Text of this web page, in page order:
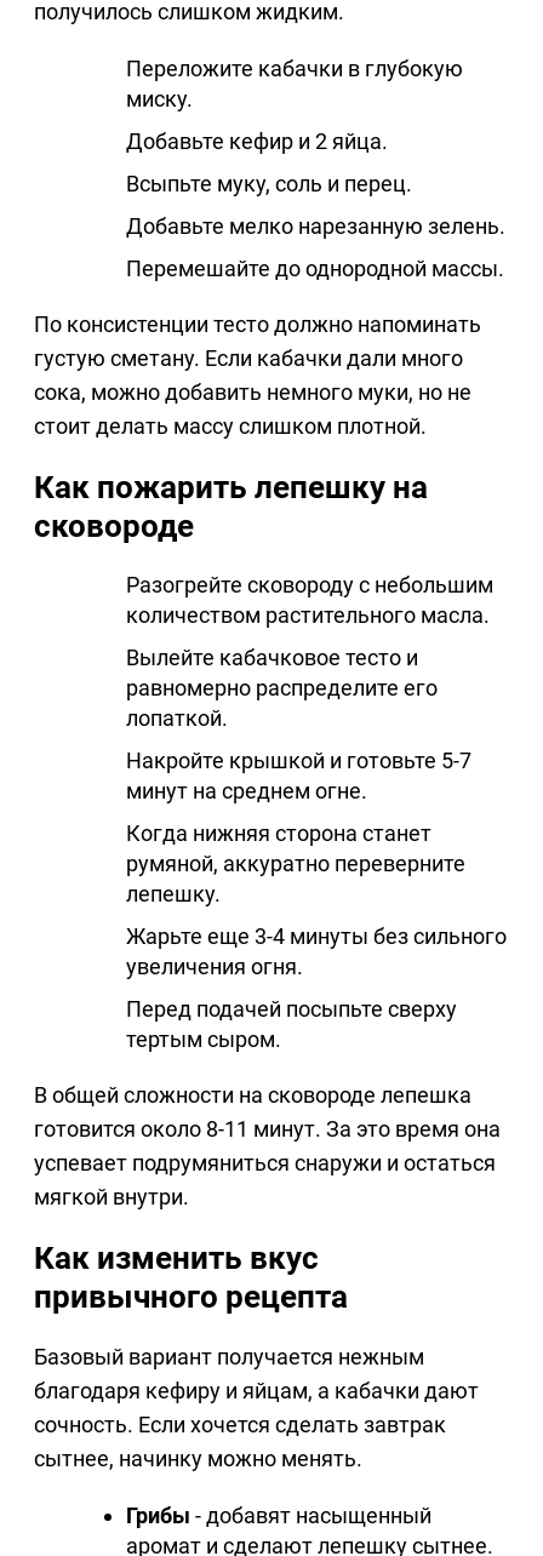
получилось слишком жидким.
Переложите кабачки в глубокую
миску.
Добавьте кефир и 2 яйца.
Всыпьте муку, соль и перец.
Добавьте мелко нарезанную зелень.
Перемешайте до однородной массы.
По консистенции тесто должно напоминать
густую сметану. Если кабачки дали много
сока, можно добавить немного муки, но не
стоит делать массу слишком плотной.
Как пожарить лепешку на
сковороде
Разогрейте сковороду с небольшим
количеством растительного масла.
Вылейте кабачковое тесто и
равномерно распределите его
лопаткой.
Накройте крышкой и готовьте 5-7
минут на среднем огне.
Когда нижняя сторона станет
румяной, аккуратно переверните
лепешку.
Жарьте еще 3-4 минуты без сильного
увеличения огня.
Перед подачей посыпьте сверху
тертым сыром.
В общей сложности на сковороде лепешка
готовится около 8-11 минут. За это время она
успевает подрумяниться снаружи и остаться
мягкой внутри.
Как изменить вкус
привычного рецепта
Базовый вариант получается нежным
благодаря кефиру и яйцам, а кабачки дают
сочность. Если хочется сделать завтрак
сытнее, начинку можно менять.
Грибы - добавят насыщенный
аромат и сделают лепешку сытнее.